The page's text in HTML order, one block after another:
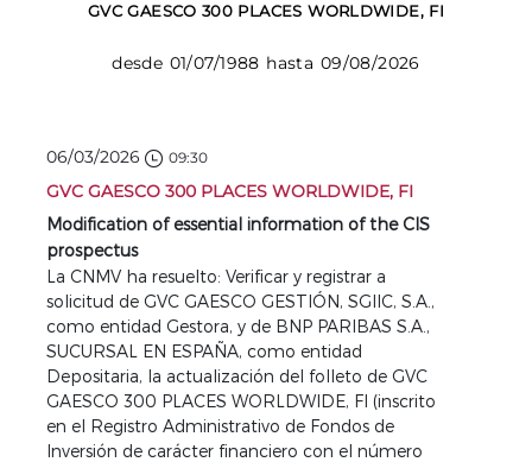
GVC GAESCO 300 PLACES WORLDWIDE, FI
desde 01/07/1988 hasta 09/08/2026
06/03/2026 09:30
GVC GAESCO 300 PLACES WORLDWIDE, FI
Modification of essential information of the CIS
prospectus
La CNMV ha resuelto: Verificar y registrar a
solicitud de GVC GAESCO GESTIÓN, SGIIC, S.A.,
como entidad Gestora, y de BNP PARIBAS S.A.,
SUCURSAL EN ESPAÑA, como entidad
Depositaria, la actualización del folleto de GVC
GAESCO 300 PLACES WORLDWIDE, FI (inscrito
en el Registro Administrativo de Fondos de
Inversión de carácter financiero con el número